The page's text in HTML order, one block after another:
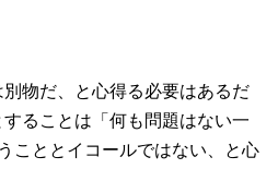
別物だ、と心得る必要はあるだ
ることは「何も問題はない一
こととイコールではない、と心